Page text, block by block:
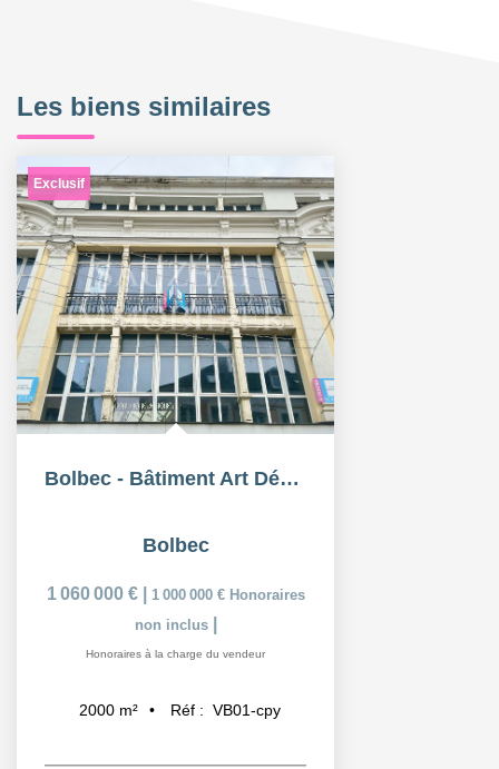
Les biens similaires
Exclusif
Bolbec - Bâtiment Art Déco dans un style Eiffel
Bolbec
1 060 000 € 1 000 000 € Honoraires
non inclus
Honoraires à la charge du vendeur
2000 m² Réf : VB01-cpy